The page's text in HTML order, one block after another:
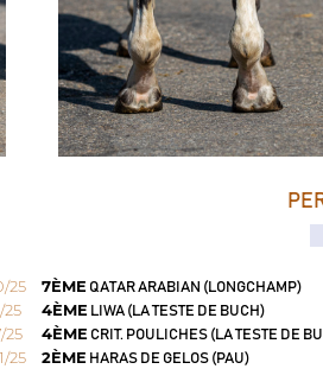
25 7ÈME QATAR ARABIAN (LONGCHAMP)
25 4ÈME LIWA (LA TESTE DE BUCH)
25 4ÈME CRIT. POULICHES (LA TESTE DE
25 2ÈME HARAS DE GELOS (PAU)